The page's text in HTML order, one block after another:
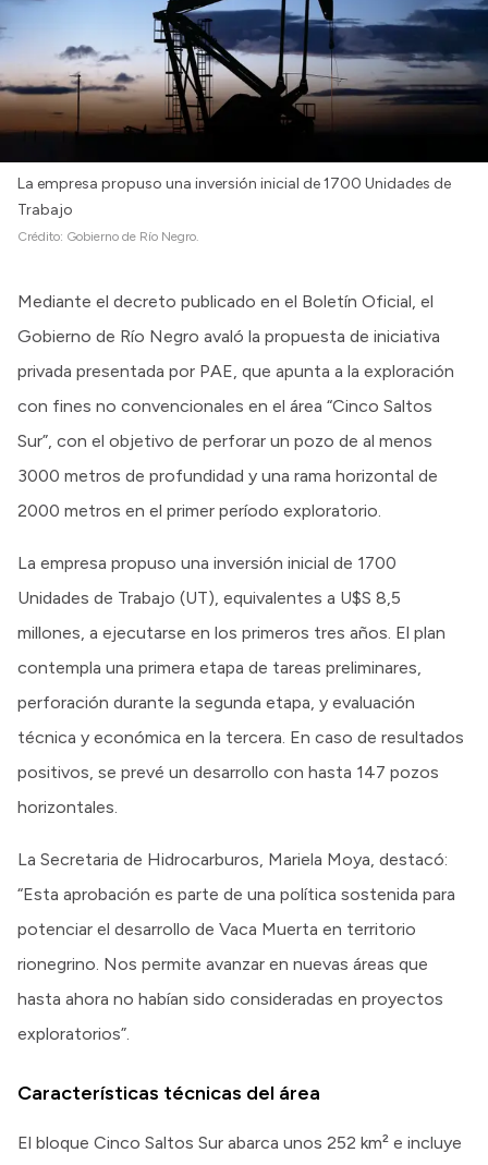
La empresa propuso una inversión inicial de 1700 Unidades de
Trabajo
Crédito: Gobierno de Río Negro.
Mediante el decreto publicado en el Boletín Oficial, el
Gobierno de Río Negro avaló la propuesta de iniciativa
privada presentada por PAE, que apunta a la exploración
con fines no convencionales en el área “Cinco Saltos
Sur”, con el objetivo de perforar un pozo de al menos
3000 metros de profundidad y una rama horizontal de
2000 metros en el primer período exploratorio.
La empresa propuso una inversión inicial de 1700
Unidades de Trabajo (UT), equivalentes a U$S 8,5
millones, a ejecutarse en los primeros tres años. El plan
contempla una primera etapa de tareas preliminares,
perforación durante la segunda etapa, y evaluación
técnica y económica en la tercera. En caso de resultados
positivos, se prevé un desarrollo con hasta 147 pozos
horizontales.
La Secretaria de Hidrocarburos, Mariela Moya, destacó:
“Esta aprobación es parte de una política sostenida para
potenciar el desarrollo de Vaca Muerta en territorio
rionegrino. Nos permite avanzar en nuevas áreas que
hasta ahora no habían sido consideradas en proyectos
exploratorios”.
Características técnicas del área
El bloque Cinco Saltos Sur abarca unos 252 km² e incluye